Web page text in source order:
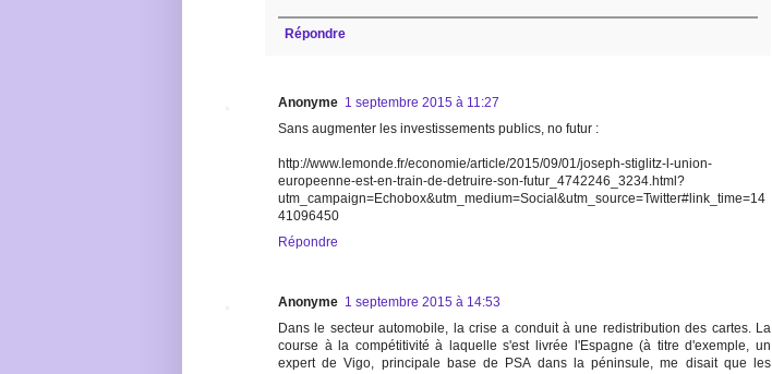
Répondre
Anonyme 1 septembre 2015 à 11:27
Sans augmenter les investissements publics, no futur :
http://www.lemonde.fr/economie/article/2015/09/01/joseph-stiglitz-l-union-
europeenne-est-en-train-de-detruire-son-futur_4742246_3234.html?
utm_campaign=Echobox&utm_medium=Social&utm_source=Twitter#link_time=14
41096450
Répondre
Anonyme 1 septembre 2015 à 14:53
Dans le secteur automobile, la crise a conduit à une redistribution des cartes. La
course à la compétitivité à laquelle s'est livrée l'Espagne (à titre d'exemple, un
expert de Vigo, principale base de PSA dans la péninsule, me disait que les